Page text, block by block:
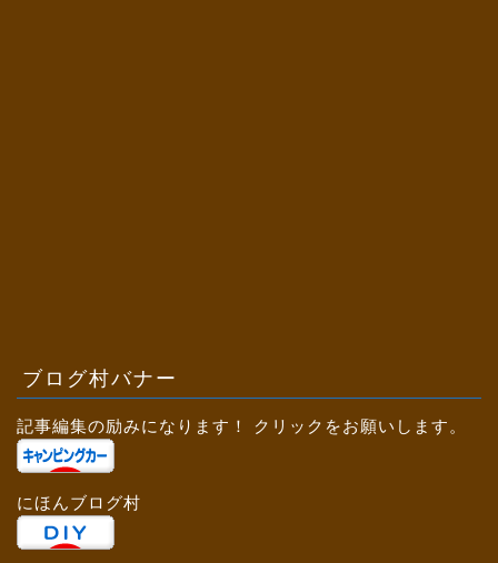
ブログ村バナー
記事編集の励みになります！ クリックをお願いします。
にほんブログ村